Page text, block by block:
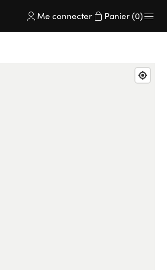
Me connecter Panier (0)